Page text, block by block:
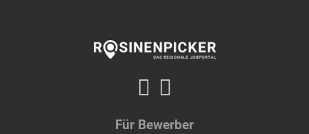
Für Bewerber